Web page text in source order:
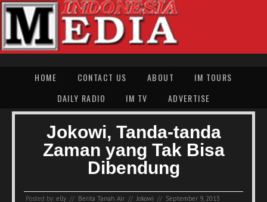
HOME CONTACT US ABOUT
IM TOURS
DAILY RADIO
IM TV ADVERTISE
Jokowi, Tanda-tanda
Zaman yang Tak Bisa
Dibendung
Posted by: elly // Berita Tanah Air // Jokowi // September 9, 2013